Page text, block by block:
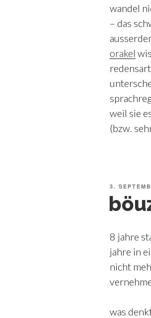
wandel
– das
orakel
weil sie
(bzw.
3.
8 jahre
jahre in
nicht
was